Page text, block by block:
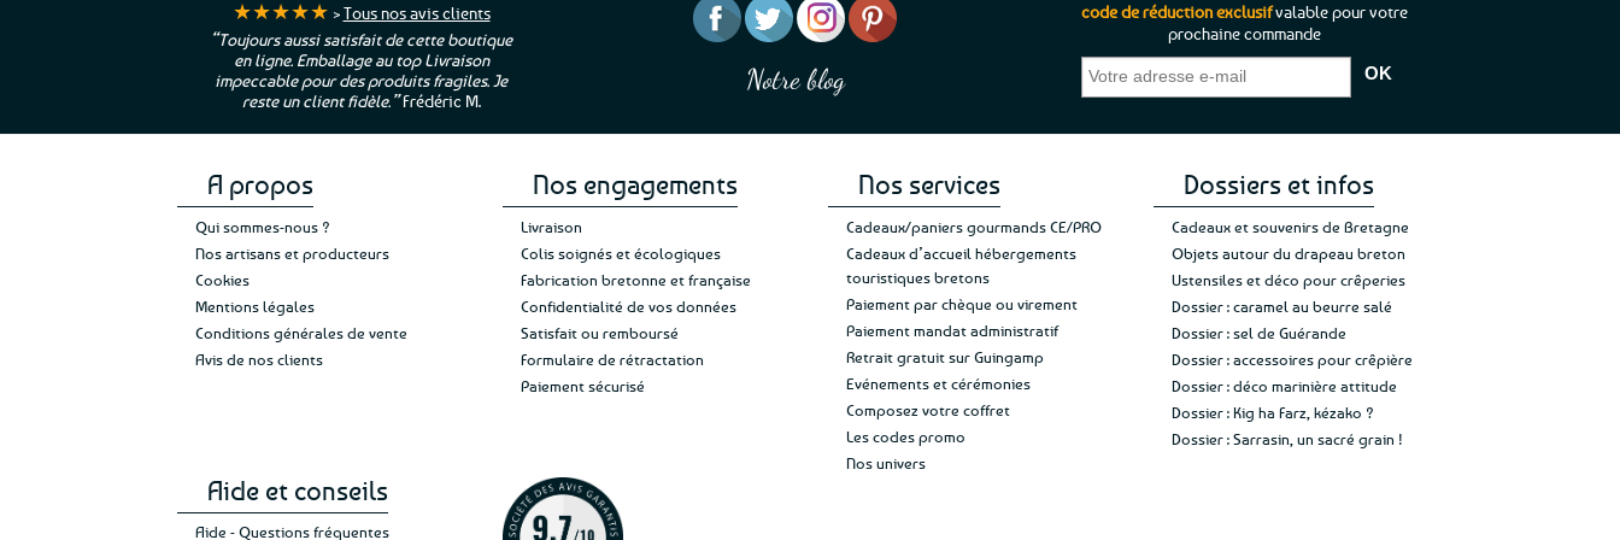
du
être
choisies
du
★★★★★ >Tous nos avis clients
“Toujours aussi satisfait de cette boutique
en ligne. Emballage au top Livraison
impeccable pour des produits fragiles. Je
reste un client fidèle.”Frédéric M.
“Une boutique que je recommande pour
et une équipe à l’écoute :-)”Patricia M.
“J’ai mis 5 étoiles parce que je pouvais pas
en mettre 6 ;)
Je suis plus que satisfaite de mon achat et
de ma livraison. Ne changez rien”Jade C.
“C’est agréable et tout aussi rassurant
de constater qu’il n’y a pas de petite
commande, mais un client à satisfaire.”
Notre blog
code de réduction exclusifvalable pour votre
prochaine commande
A propos
Qui sommes-nous ?
Nos artisans et producteurs
Cookies
Mentions légales
Conditions générales de vente
Avis de nos clients
Nos engagements
Livraison
Colis soignés et écologiques
Fabrication bretonne et française
Confidentialité de vos données
Satisfait ou remboursé
Formulaire de rétractation
Paiement sécurisé
Nos services
Cadeaux/paniers gourmands CE/PRO
Cadeaux d’accueil hébergements
touristiques bretons
Paiement par chèque ou virement
Paiement mandat administratif
Retrait gratuit sur Guingamp
Evénements et cérémonies
Composez votre coffret
Les codes promo
Nos univers
Dossiers et infos
Cadeaux et souvenirs de Bretagne
Objets autour du drapeau breton
Ustensiles et déco pour crêperies
Dossier : caramel au beurre salé
Dossier : sel de Guérande
Dossier : accessoires pour crêpière
Dossier : déco marinière attitude
Dossier : Kig ha Farz, kézako ?
Dossier : Sarrasin, un sacré grain !
Aide et conseils
Aide - Questions fréquentes